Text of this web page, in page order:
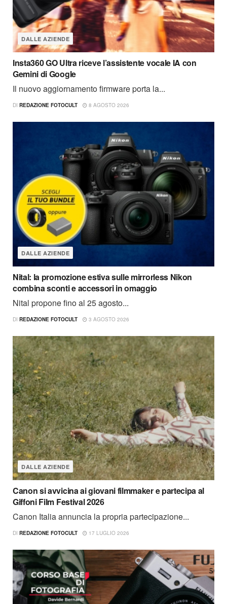
DALLE AZIENDE
Insta360 GO Ultra riceve l’assistente vocale IA con
Gemini di Google
Il nuovo aggiornamento firmware porta la...
DI REDAZIONE FOTOCULT 8 AGOSTO 2026
DALLE AZIENDE
Nital: la promozione estiva sulle mirrorless Nikon
combina sconti e accessori in omaggio
Nital propone fino al 25 agosto...
DI REDAZIONE FOTOCULT 3 AGOSTO 2026
DALLE AZIENDE
Canon si avvicina ai giovani filmmaker e partecipa al
Giffoni Film Festival 2026
Canon Italia annuncia la propria partecipazione...
DI REDAZIONE FOTOCULT 17 LUGLIO 2026